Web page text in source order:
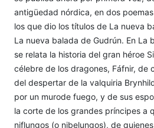
antigüedad nórdica, en dos
los que dio los títulos de La nueva
La nueva balada de Gudrún. En La
se relata la historia del gran héroe
célebre de los dragones, Fáfnir, de
del despertar de la valquiria
por un murode fuego, y de sus
la corte de los grandes príncipes a
niflungos (o nibelungos), de